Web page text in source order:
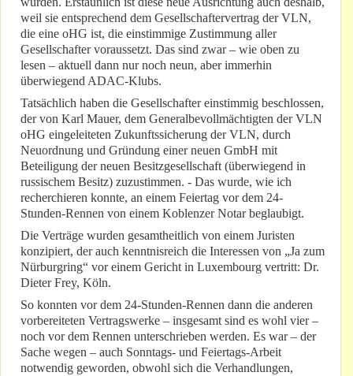
weil sie entsprechend dem Gesellschaftervertrag der VLN,
die eine oHG ist, die einstimmige Zustimmung aller
Gesellschafter voraussetzt. Das sind zwar – wie oben zu
lesen – aktuell dann nur noch neun, aber immerhin
überwiegend ADAC-Klubs.
Tatsächlich haben die Gesellschafter einstimmig beschlossen,
der von Karl Mauer, dem Generalbevollmächtigten der VLN
oHG eingeleiteten Zukunftssicherung der VLN, durch
Neuordnung und Gründung einer neuen GmbH mit
Beteiligung der neuen Besitzgesellschaft (überwiegend in
russischem Besitz) zuzustimmen. - Das wurde, wie ich
recherchieren konnte, an einem Feiertag vor dem 24-
Stunden-Rennen von einem Koblenzer Notar beglaubigt.
Die Verträge wurden gesamtheitlich von einem Juristen
konzipiert, der auch kenntnisreich die Interessen von „Ja zum
Nürburgring“ vor einem Gericht in Luxembourg vertritt: Dr.
Dieter Frey, Köln.
So konnten vor dem 24-Stunden-Rennen dann die anderen
vorbereiteten Vertragswerke – insgesamt sind es wohl vier –
noch vor dem Rennen unterschrieben werden. Es war – der
Sache wegen – auch Sonntags- und Feiertags-Arbeit
notwendig geworden, obwohl sich die Verhandlungen,